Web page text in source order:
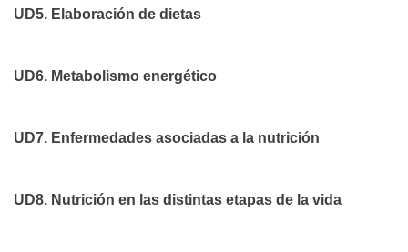
UD5. Elaboración de dietas
UD6. Metabolismo energético
UD7. Enfermedades asociadas a la nutrición
UD8. Nutrición en las distintas etapas de la vida